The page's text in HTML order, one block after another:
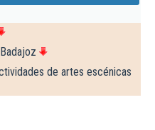
de artes escénicas